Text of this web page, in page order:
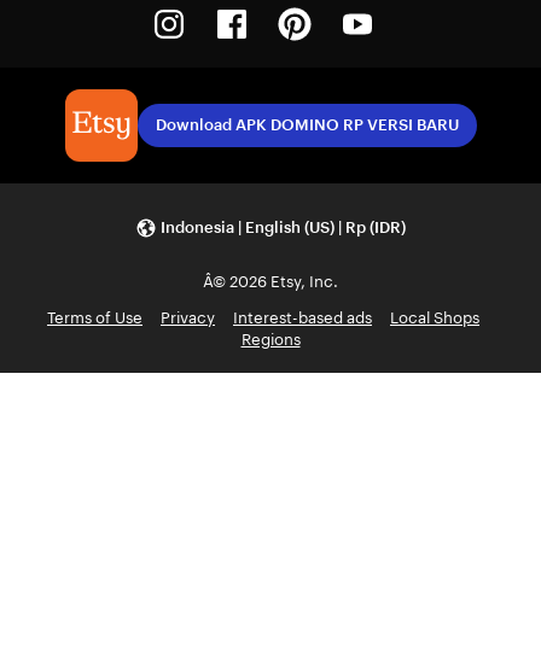
InstagramFacebookPinterest
Download APK DOMINO RP VERSI BARU
Indonesia | English (US) | Rp (IDR)
Â© 2026 Etsy, Inc.
Terms of Use
Privacy Interest-based ads
Local Shops
Regions